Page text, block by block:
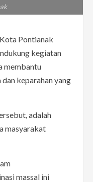
Pontianak
kegiatan
membantu
keparahan yang
adalah
masyarakat
massal ini